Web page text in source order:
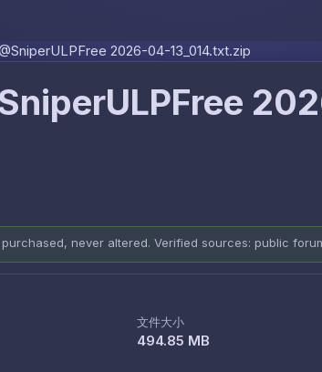
2026-04-13_014.txt.zip
never altered. Verified sources: public
文件大小
494.85 MB